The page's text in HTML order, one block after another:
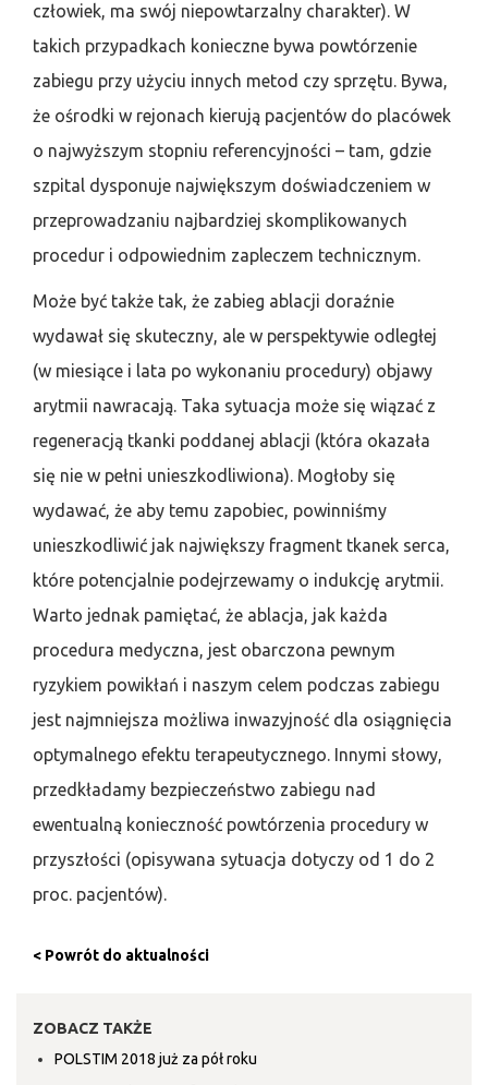
człowiek, ma swój niepowtarzalny charakter). W
takich przypadkach konieczne bywa powtórzenie
zabiegu przy użyciu innych metod czy sprzętu. Bywa,
że ośrodki w rejonach kierują pacjentów do placówek
o najwyższym stopniu referencyjności – tam, gdzie
szpital dysponuje największym doświadczeniem w
przeprowadzaniu najbardziej skomplikowanych
procedur i odpowiednim zapleczem technicznym.
Może być także tak, że zabieg ablacji doraźnie
wydawał się skuteczny, ale w perspektywie odległej
(w miesiące i lata po wykonaniu procedury) objawy
arytmii nawracają. Taka sytuacja może się wiązać z
regeneracją tkanki poddanej ablacji (która okazała
się nie w pełni unieszkodliwiona). Mogłoby się
wydawać, że aby temu zapobiec, powinniśmy
unieszkodliwić jak największy fragment tkanek serca,
które potencjalnie podejrzewamy o indukcję arytmii.
Warto jednak pamiętać, że ablacja, jak każda
procedura medyczna, jest obarczona pewnym
ryzykiem powikłań i naszym celem podczas zabiegu
jest najmniejsza możliwa inwazyjność dla osiągnięcia
optymalnego efektu terapeutycznego. Innymi słowy,
przedkładamy bezpieczeństwo zabiegu nad
ewentualną konieczność powtórzenia procedury w
przyszłości (opisywana sytuacja dotyczy od 1 do 2
proc. pacjentów).
< Powrót do aktualności
ZOBACZ TAKŻE
POLSTIM 2018 już za pół roku